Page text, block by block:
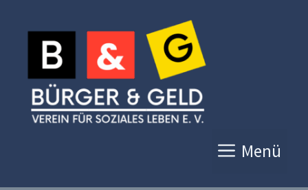
Inhalt
springen
Menü